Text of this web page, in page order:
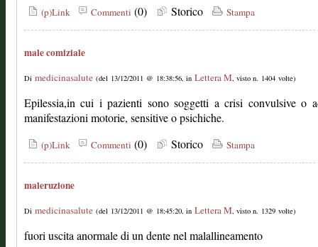
(p)Link Commenti (0) Storico Stampa
male comiziale
Di medicinasalute (del 13/12/2011 @ 18:38:56, in Lettera M, visto n. 1404 volte)
Epilessia,in cui i pazienti sono soggetti a crisi convulsive o
manifestazioni motorie, sensitive o psichiche.
(p)Link Commenti (0) Storico Stampa
maleruzione
Di medicinasalute (del 13/12/2011 @ 18:45:20, in Lettera M, visto n. 1329 volte)
fuori uscita anormale di un dente nel malallineamento